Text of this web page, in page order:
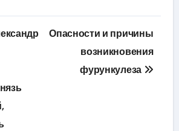
Опасности и причины
возникновения
фурункулеза